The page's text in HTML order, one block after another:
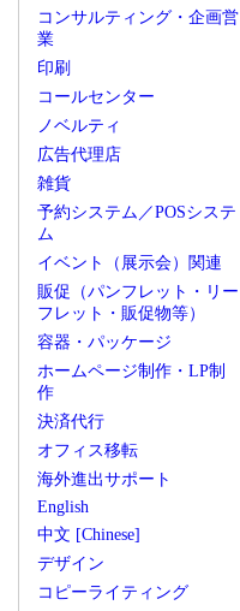
コンサルティング・企画営
業
印刷
コールセンター
ノベルティ
広告代理店
雑貨
予約システム／POSシステ
ム
イベント（展示会）関連
販促（パンフレット・リー
フレット・販促物等）
容器・パッケージ
ホームページ制作・LP制
作
決済代行
オフィス移転
海外進出サポート
English
中文 [Chinese]
デザイン
コピーライティング